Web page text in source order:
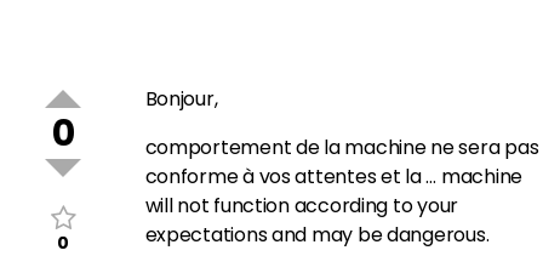
0
0
Bonjour,
comportement de la machine ne sera pas
conforme à vos attentes et la … machine
will not function according to your
expectations and may be dangerous.